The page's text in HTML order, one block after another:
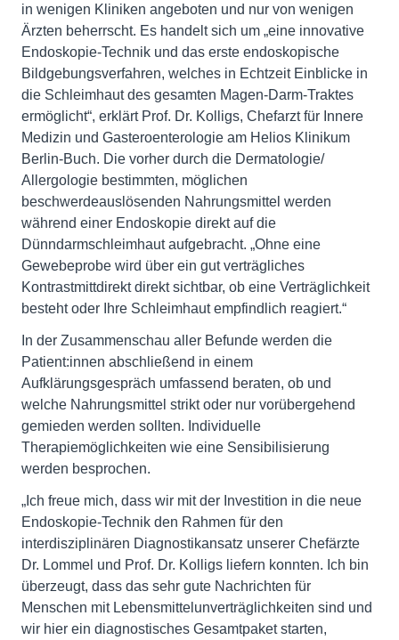
in wenigen Kliniken angeboten und nur von wenigen
Ärzten beherrscht. Es handelt sich um „eine innovative
Endoskopie-Technik und das erste endoskopische
Bildgebungsverfahren, welches in Echtzeit Einblicke in
die Schleimhaut des gesamten Magen-Darm-Traktes
ermöglicht“, erklärt Prof. Dr. Kolligs, Chefarzt für Innere
Medizin und Gasteroenterologie am Helios Klinikum
Berlin-Buch. Die vorher durch die Dermatologie/
Allergologie bestimmten, möglichen
beschwerdeauslösenden Nahrungsmittel werden
während einer Endoskopie direkt auf die
Dünndarmschleimhaut aufgebracht. „Ohne eine
Gewebeprobe wird über ein gut verträgliches
Kontrastmittdirekt direkt sichtbar, ob eine Verträglichkeit
besteht oder Ihre Schleimhaut empfindlich reagiert.“
In der Zusammenschau aller Befunde werden die
Patient:innen abschließend in einem
Aufklärungsgespräch umfassend beraten, ob und
welche Nahrungsmittel strikt oder nur vorübergehend
gemieden werden sollten. Individuelle
Therapiemöglichkeiten wie eine Sensibilisierung
werden besprochen.
„Ich freue mich, dass wir mit der Investition in die neue
Endoskopie-Technik den Rahmen für den
interdisziplinären Diagnostikansatz unserer Chefärzte
Dr. Lommel und Prof. Dr. Kolligs liefern konnten. Ich bin
überzeugt, dass das sehr gute Nachrichten für
Menschen mit Lebensmittelunverträglichkeiten sind und
wir hier ein diagnostisches Gesamtpaket starten,